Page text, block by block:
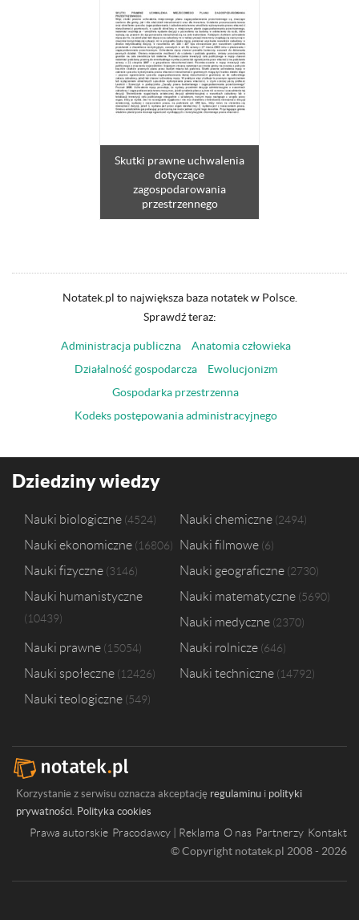
Skutki prawne uchwalenia
dotyczące
zagospodarowania
przestrzennego
Notatek.pl to największa baza notatek w Polsce.
Sprawdź teraz:
Administracja publiczna
Anatomia człowieka
Działalność gospodarcza
Ewolucjonizm
Gospodarka przestrzenna
Kodeks postępowania administracyjnego
Dziedziny wiedzy
Nauki biologiczne 4524 Nauki chemiczne 2494
Nauki ekonomiczne 16806 Nauki filmowe 6
Nauki fizyczne 3146 Nauki geograficzne 2730
Nauki humanistyczne
10439
Nauki matematyczne 5690
Nauki medyczne 2370
Nauki prawne 15054 Nauki rolnicze 646
Nauki społeczne 12426 Nauki techniczne 14792
Nauki teologiczne 549
Korzystanie z serwisu oznacza akceptację regulaminu i polityki
prywatności. Polityka cookies
Prawa autorskie Pracodawcy | Reklama O nas Partnerzy Kontakt
© Copyright notatek.pl 2008 - 2026